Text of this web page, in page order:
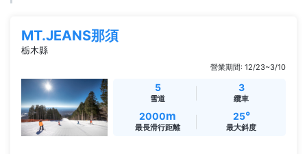
MT.JEANS那須
栃木縣
營業期間: 12/23~3/10
5
雪道
3
纜車
2000m
最長滑行距離
25°
最大斜度